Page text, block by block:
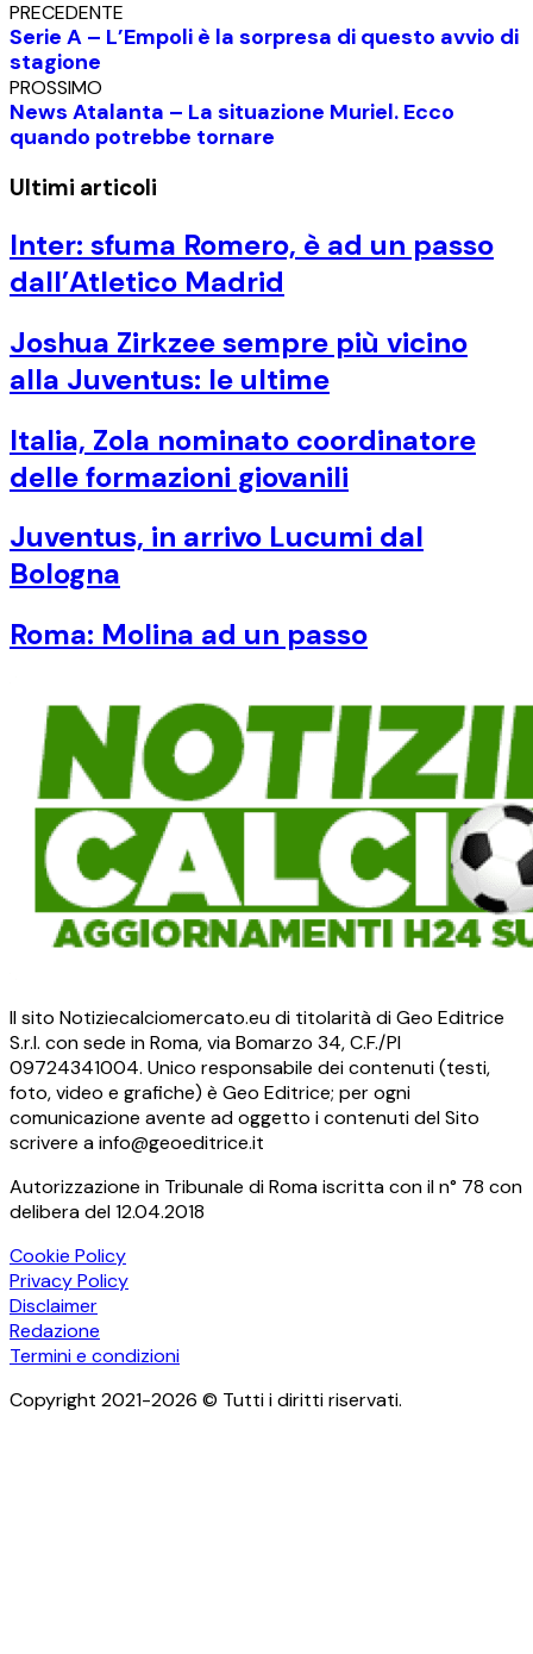
PRECEDENTE
Serie A – L’Empoli è la sorpresa di questo avvio di
stagione
PROSSIMO
News Atalanta – La situazione Muriel. Ecco
quando potrebbe tornare
Ultimi articoli
Inter: sfuma Romero, è ad un passo
dall’Atletico Madrid
Joshua Zirkzee sempre più vicino
alla Juventus: le ultime
Italia, Zola nominato coordinatore
delle formazioni giovanili
Juventus, in arrivo Lucumi dal
Bologna
Roma: Molina ad un passo
Il sito Notiziecalciomercato.eu di titolarità di Geo Editrice
S.r.l. con sede in Roma, via Bomarzo 34, C.F./PI
09724341004. Unico responsabile dei contenuti (testi,
foto, video e grafiche) è Geo Editrice; per ogni
comunicazione avente ad oggetto i contenuti del Sito
scrivere a info@geoeditrice.it
Autorizzazione in Tribunale di Roma iscritta con il n° 78 con
delibera del 12.04.2018
Cookie Policy
Privacy Policy
Disclaimer
Redazione
Termini e condizioni
Copyright 2021-2026 © Tutti i diritti riservati.